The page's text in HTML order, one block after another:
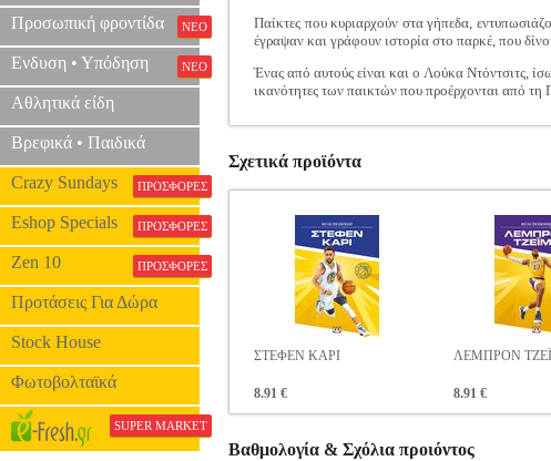
Προσωπική φροντίδα ΝΕΟ
Ενδυση • Υπόδηση ΝΕΟ
Αθλητικά είδη
Βρεφικά • Παιδικά
Crazy Sundays ΠΡΟΣΦΟΡΕΣ
Eshop Specials ΠΡΟΣΦΟΡΕΣ
Zen 10 ΠΡΟΣΦΟΡΕΣ
Προτάσεις Για Δώρα
Stock House
Φωτοβολταϊκά
SUPER MARKET
Παίκτες που κυριαρχούν στα γήπεδα,
έγραψαν και γράφουν ιστορία στο παρκέ, που
Ένας από αυτούς είναι και ο Λούκα Ντόντσιτς,
ικανότητες των παικτών που προέρχονται από τη
Σχετικά προϊόντα
ΣΤΕΦΕΝ ΚΑΡΙ
8.91 €
ΛΕΜΠΡΟΝ
8.91 €
Βαθμολογία & Σχόλια προιόντος